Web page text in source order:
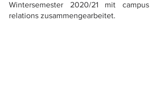
Wintersemester 2020/21 mit campus
relations zusammengearbeitet.